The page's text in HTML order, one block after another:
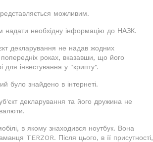
можливим.
надати необхідну інформацію до НАЗК.
декларування не надав жодних
попередніх роках, вказавши, що його
інвестування у "крипту".
було знайдено в інтернеті.
декларування та його дружина не
в якому знаходився ноутбук. Вона
TERZOR. Після цього, в її присутності,